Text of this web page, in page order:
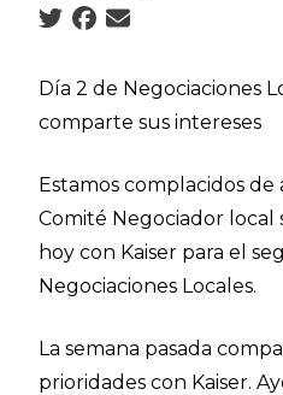
Social share icons
Día 2 de Negociaciones
comparte sus intereses
Estamos complacidos
Comité Negociador local
hoy con Kaiser para el
Negociaciones Locales.
La semana pasada
prioridades con Kaiser.